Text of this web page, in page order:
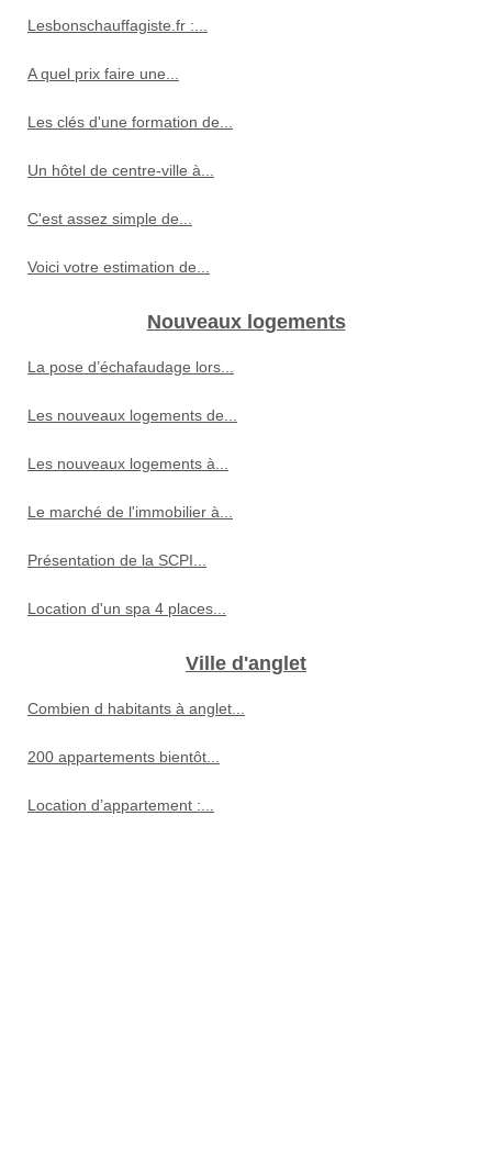
Lesbonschauffagiste.fr :...
A quel prix faire une...
Les clés d'une formation de...
Un hôtel de centre-ville à...
C'est assez simple de...
Voici votre estimation de...
Nouveaux logements
La pose d’échafaudage lors...
Les nouveaux logements de...
Les nouveaux logements à...
Le marché de l'immobilier à...
Présentation de la SCPI...
Location d'un spa 4 places...
Ville d'anglet
Combien d habitants à anglet...
200 appartements bientôt...
Location d’appartement :...